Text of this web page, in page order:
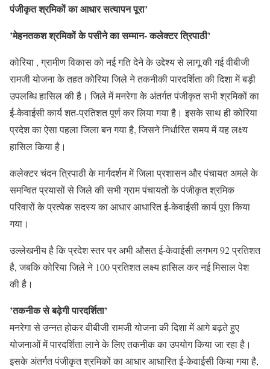
पंजीकृत श्रमिकों का आधार सत्यापन पूरा’
’मेहनतकश श्रमिकों के पसीने का सम्मान- कलेक्टर त्रिपाठी’
कोरिया , ग्रामीण विकास को नई गति देने के उद्देश्य से लागू की गई वीबीजी
रामजी योजना के तहत कोरिया जिले ने तकनीकी पारदर्शिता की दिशा में बड़ी
उपलब्धि हासिल की है। जिले में मनरेगा के अंतर्गत पंजीकृत सभी श्रमिकों का
ई-केवाईसी कार्य शत-प्रतिशत पूर्ण कर लिया गया है। इसके साथ ही कोरिया
प्रदेश का ऐसा पहला जिला बन गया है, जिसने निर्धारित समय में यह लक्ष्य
हासिल किया है।
कलेक्टर चंदन त्रिपाठी के मार्गदर्शन में जिला प्रशासन और पंचायत अमले के
समन्वित प्रयासों से जिले की सभी ग्राम पंचायतों के पंजीकृत श्रमिक
परिवारों के प्रत्येक सदस्य का आधार आधारित ई-केवाईसी कार्य पूरा किया
गया।
उल्लेखनीय है कि प्रदेश स्तर पर अभी औसत ई-केवाईसी लगभग 92 प्रतिशत
है, जबकि कोरिया जिले ने 100 प्रतिशत लक्ष्य हासिल कर नई मिसाल पेश
की है।
’तकनीक से बढ़ेगी पारदर्शिता’
मनरेगा से उन्नत होकर वीबीजी रामजी योजना की दिशा में आगे बढ़ते हुए
योजनाओं में पारदर्शिता लाने के लिए तकनीक का उपयोग किया जा रहा है।
इसके अंतर्गत पंजीकृत श्रमिकों का आधार आधारित ई-केवाईसी किया गया है,